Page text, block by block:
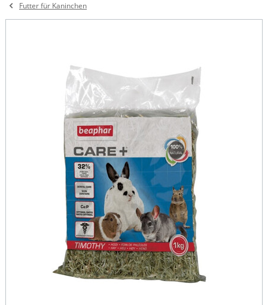
Futter für Kaninchen